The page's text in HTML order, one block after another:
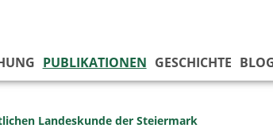
PUBLIKATIONEN GESCHICHTE
Landes­kunde der Steiermark